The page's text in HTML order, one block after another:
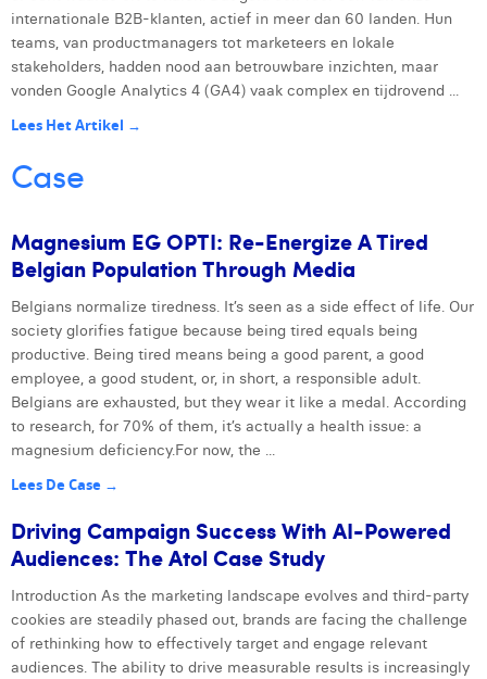
internationale B2B-klanten, actief in meer dan 60 landen. Hun
teams, van productmanagers tot marketeers en lokale
stakeholders, hadden nood aan betrouwbare inzichten, maar
vonden Google Analytics 4 (GA4) vaak complex en tijdrovend ...
Lees Het Artikel →
Case
Magnesium EG OPTI: Re-Energize A Tired
Belgian Population Through Media
Belgians normalize tiredness. It’s seen as a side effect of life. Our
society glorifies fatigue because being tired equals being
productive. Being tired means being a good parent, a good
employee, a good student, or, in short, a responsible adult.
Belgians are exhausted, but they wear it like a medal. According
to research, for 70% of them, it’s actually a health issue: a
magnesium deficiency.For now, the ...
Lees De Case →
Driving Campaign Success With AI-Powered
Audiences: The Atol Case Study
Introduction As the marketing landscape evolves and third-party
cookies are steadily phased out, brands are facing the challenge
of rethinking how to effectively target and engage relevant
audiences. The ability to drive measurable results is increasingly
Next